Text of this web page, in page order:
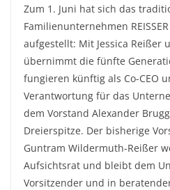
Zum 1. Juni hat sich das
Familienunternehmen
aufgestellt: Mit Jessica Reißer
übernimmt die fünfte
fungieren künftig als Co-CEO
Verantwortung für das
dem Vorstand Alexander
Dreierspitze. Der bisherige
Guntram Wildermuth-Reißer
Aufsichtsrat und bleibt dem
Vorsitzender und in